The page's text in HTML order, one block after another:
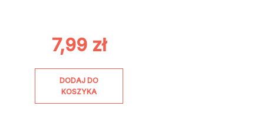
7,99 zł
DODAJ DO
KOSZYKA